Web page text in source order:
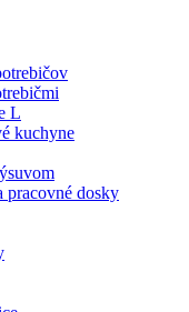
L
kuchyne
pracovné dosky